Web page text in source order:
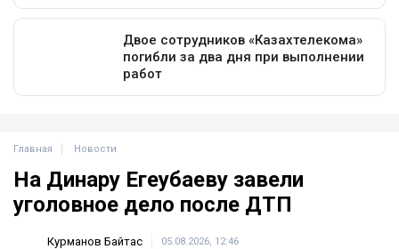
Главная Новости
На Динару Егеубаеву завели
уголовное дело после ДТП
Курманов Байтас 05.08.2026, 12:46